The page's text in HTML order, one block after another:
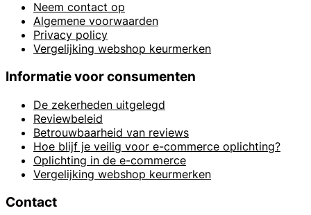
Neem contact op
Algemene voorwaarden
Privacy policy
Vergelijking webshop keurmerken
Informatie voor consumenten
De zekerheden uitgelegd
Reviewbeleid
Betrouwbaarheid van reviews
Hoe blijf je veilig voor e-commerce oplichting?
Oplichting in de e-commerce
Vergelijking webshop keurmerken
Contact